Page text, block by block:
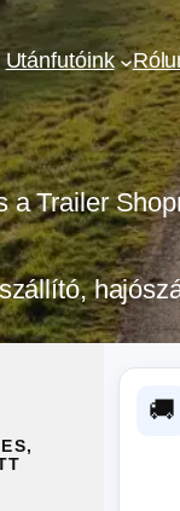
Utánfutóink
a Trailer
🚚